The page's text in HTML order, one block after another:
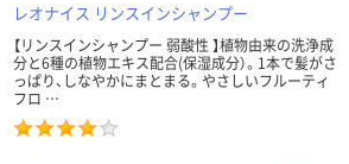
レオナイス リンスインシャンプー
【リンスインシャンプー 弱酸性 】植物由来の洗浄成
分と6種の植物エキス配合(保湿成分）。1本で髪がさ
っぱり、しなやかにまとまる。やさしいフルーティ
フロ …